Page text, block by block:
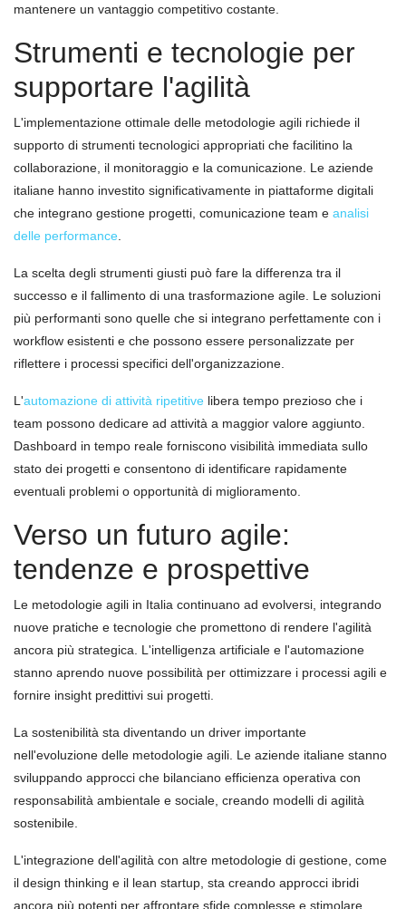
mantenere un vantaggio competitivo costante.
Strumenti e tecnologie per
supportare l'agilità
L'implementazione ottimale delle metodologie agili richiede il
supporto di strumenti tecnologici appropriati che facilitino la
collaborazione, il monitoraggio e la comunicazione. Le aziende
italiane hanno investito significativamente in piattaforme digitali
che integrano gestione progetti, comunicazione team e analisi
delle performance
La scelta degli strumenti giusti può fare la differenza tra il
successo e il fallimento di una trasformazione agile. Le soluzioni
più performanti sono quelle che si integrano perfettamente con i
workflow esistenti e che possono essere personalizzate per
riflettere i processi specifici dell'organizzazione.
L'automazione di attività ripetitive libera tempo prezioso che i
team possono dedicare ad attività a maggior valore aggiunto.
Dashboard in tempo reale forniscono visibilità immediata sullo
stato dei progetti e consentono di identificare rapidamente
eventuali problemi o opportunità di miglioramento.
Verso un futuro agile:
tendenze e prospettive
Le metodologie agili in Italia continuano ad evolversi, integrando
nuove pratiche e tecnologie che promettono di rendere l'agilità
ancora più strategica. L'intelligenza artificiale e l'automazione
stanno aprendo nuove possibilità per ottimizzare i processi agili e
fornire insight predittivi sui progetti.
La sostenibilità sta diventando un driver importante
nell'evoluzione delle metodologie agili. Le aziende italiane stanno
sviluppando approcci che bilanciano efficienza operativa con
responsabilità ambientale e sociale, creando modelli di agilità
sostenibile.
L'integrazione dell'agilità con altre metodologie di gestione, come
il design thinking e il lean startup, sta creando approcci ibridi
ancora più potenti per affrontare sfide complesse e stimolare